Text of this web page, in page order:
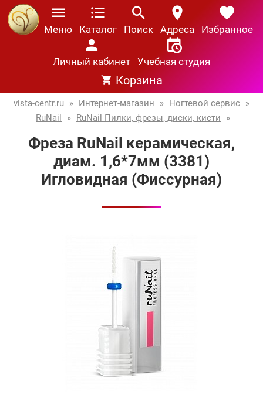
Меню Каталог Поиск Адреса Избранное
Личный кабинет Учебная студия
Корзина
vista-centr.ru » Интернет-магазин » Ногтевой сервис »
RuNail
» RuNail Пилки, фрезы, диски, кисти »
Фреза RuNail керамическая,
диам. 1,6*7мм (3381)
Игловидная (Фиссурная)